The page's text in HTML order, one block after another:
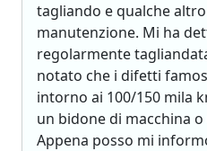
tagliando e qualche
manutenzione. Mi ha
regolarmente
notato che i difetti
intorno ai 100/150 mila
un bidone di macchina
Appena posso mi